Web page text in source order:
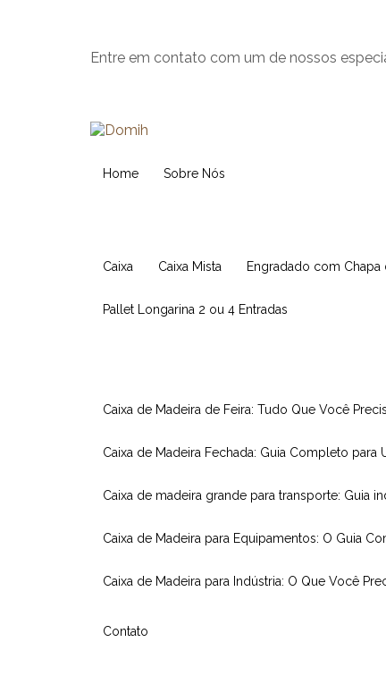
Entre em contato com um de nossos
Home Sobre Nós
Caixa Caixa Mista Engradado com
Pallet Longarina 2 ou 4 Entradas
Caixa de Madeira de Feira: Tudo Que Você
Caixa de Madeira Fechada: Guia Completo para
Caixa de madeira grande para transporte: Guia
Caixa de Madeira para Equipamentos: O Guia
Caixa de Madeira para Indústria: O Que Você
Contato